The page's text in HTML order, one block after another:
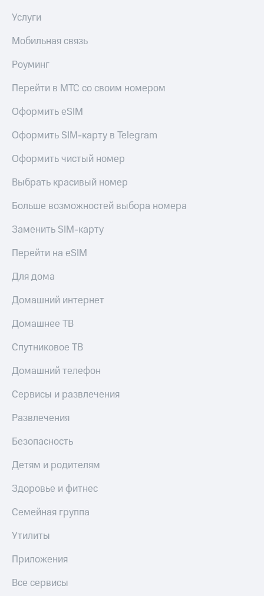
Услуги
Мобильная связь
Роуминг
Перейти в МТС со своим номером
Оформить eSIM
Оформить SIM-карту в Telegram
Оформить чистый номер
Выбрать красивый номер
Больше возможностей выбора номера
Заменить SIM-карту
Перейти на eSIM
Для дома
Домашний интернет
Домашнее ТВ
Спутниковое ТВ
Домашний телефон
Сервисы и развлечения
Развлечения
Безопасность
Детям и родителям
Здоровье и фитнес
Семейная группа
Утилиты
Приложения
Все сервисы